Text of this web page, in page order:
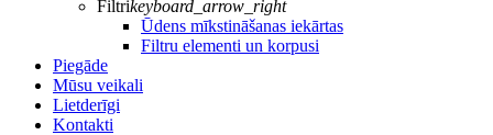
Filtrikeyboard_arrow_right
Ūdens mīkstināšanas iekārtas
Filtru elementi un korpusi
Piegāde
Mūsu veikali
Lietderīgi
Kontakti